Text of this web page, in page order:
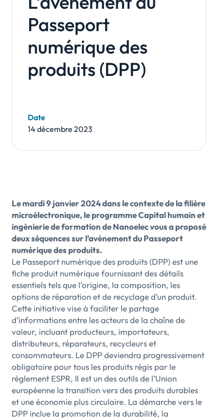
Passeport
numérique des
produits (DPP)
Date
14 décembre 2023
Le mardi 9 janvier 2024 dans le contexte de la filière
microélectronique, le programme Capital humain et
ingénierie de formation de Nanoelec vous a proposé
deux séquences sur l’avènement du Passeport
numérique des produits.
Le Passeport numérique des produits (DPP) est une
fiche produit numérique fournissant des détails
essentiels tels que l’origine, la composition, les
options de réparation et de recyclage d’un produit.
Cette initiative vise à faciliter le partage
d’informations entre les acteurs de la chaîne de
valeur, incluant producteurs, importateurs,
distributeurs, réparateurs, recycleurs et
consommateurs. Le DPP deviendra progressivement
obligatoire pour tous les produits régis par le
règlement ESPR, Il est un des outils de l’Union
européenne la transition vers des produits durables
et une économie plus circulaire. La démarche vers le
DPP inclue la promotion de la durabilité, la